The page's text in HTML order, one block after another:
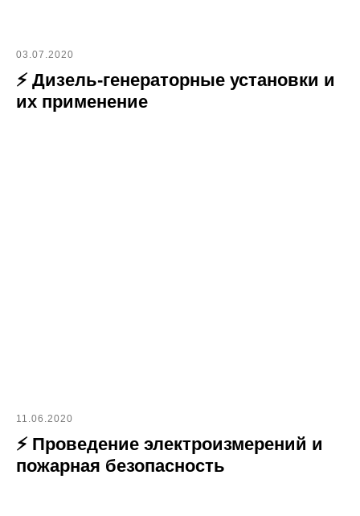
03.07.2020
⚡ Дизель-генераторные установки и
их применение
11.06.2020
⚡ Проведение электроизмерений и
пожарная безопасность